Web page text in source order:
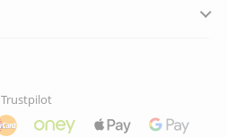
Trustpilot